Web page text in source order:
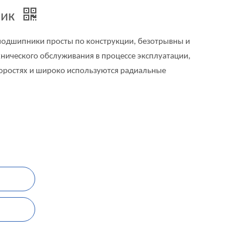
просты по конструкции, безотрывны и
обслуживания в процессе эксплуатации,
и широко используются радиальные